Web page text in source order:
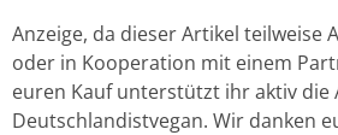
Anzeige, da dieser Artikel teilweise
oder in Kooperation mit einem
euren Kauf unterstützt ihr aktiv die
Deutschlandistvegan. Wir danken